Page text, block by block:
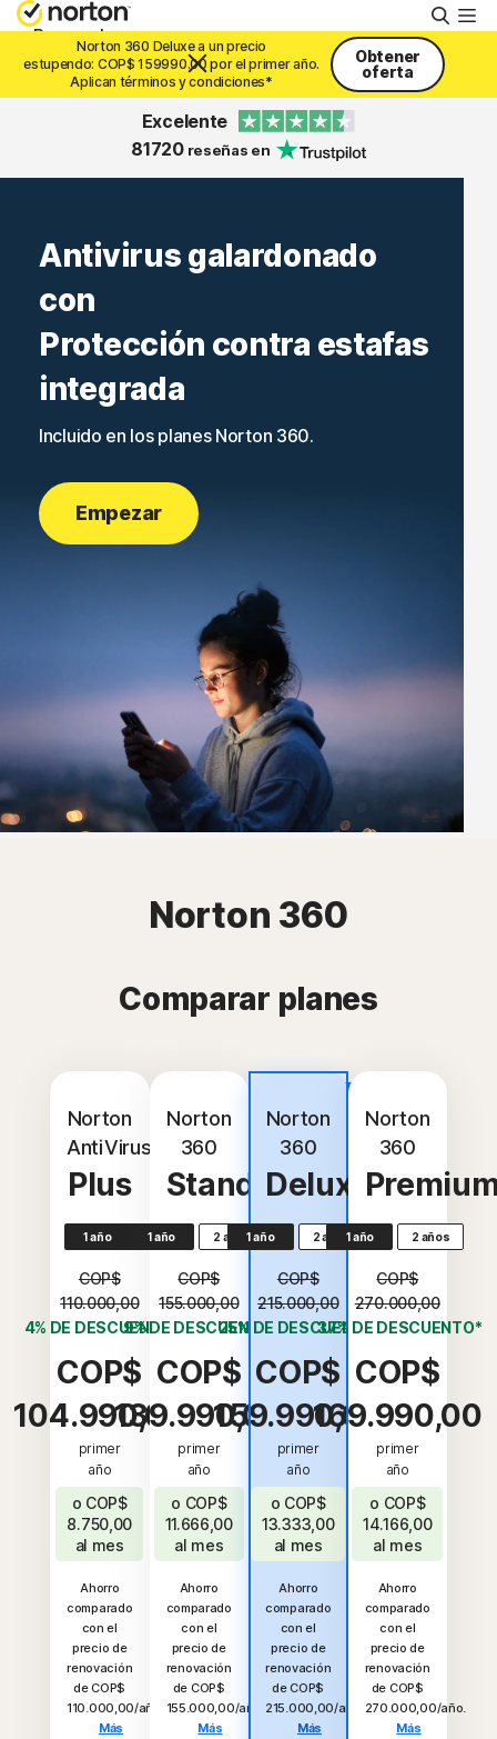
Personal
Recursos
Soporte
Colombia
Norton 360 Deluxe a un precio
estupendo: COP$ 159990.00 por el primer año.
Aplican términos y condiciones*
Obtener
oferta
Excelente
81720reseñas en
Antivirus galardonado
con
Protección contra estafas
integrada
Incluido en los planes Norton 360.
Empezar
Norton 360
Comparar planes
Norton
AntiVirus
Plus
1 año
COP$
110.000,00
4% DE DESCUENTO*
COP$
104.990,00
primer
año
o COP$
8.750,00
al mes
Ahorro
comparado
con el
precio de
renovación
de COP$
110.000,00/año.
Más
Norton
360
Standard
1 año 2 años
COP$
155.000,00
9% DE DESCUENTO*
COP$
139.990,00
primer
año
o COP$
11.666,00
al mes
Ahorro
comparado
con el
precio de
renovación
de COP$
155.000,00/año.
Más
popular
Norton
360
Deluxe
1 año 2 años
COP$
215.000,00
25% DE DESCUENTO*
COP$
159.990,00
primer
año
o COP$
13.333,00
al mes
Ahorro
comparado
con el
precio de
renovación
de COP$
215.000,00/año.
Más
Norton
360
1 año 2 años
COP$
270.000,00
37% DE DESCUENTO*
COP$
169.990,00
primer
año
o COP$
14.166,00
al mes
Ahorro
comparado
con el
precio de
renovación
de COP$
270.000,00/año.
Más